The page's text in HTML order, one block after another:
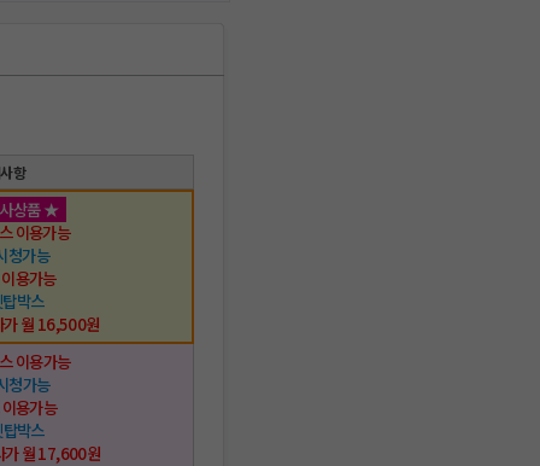
항
상품 ★
이용가능
청가능
용가능
박스
가 월 16,500원
이용가능
청가능
용가능
박스
가 월 17,600원